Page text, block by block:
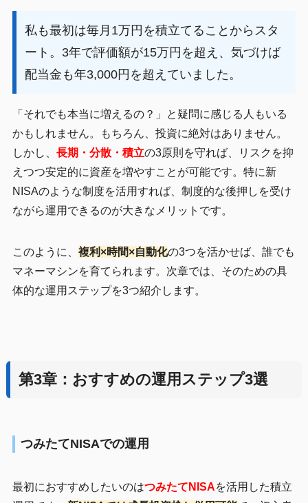
私も最初は毎月1万円を積立てることからスタ
ート。3年で評価額が15万円を超え、気づけば
配当金も年3,000円を超えていました。
「それでも本当に増えるの？」と疑問に感じる人もいる
かもしれません。もちろん、投資に絶対はありません。
しかし、 長期・分散・積立の3原則を守れば、リスクを抑
えつつ安定的に資産を増やすことが可能です。特に新
NISAのような制度を活用すれば、制度的な後押しを受け
ながら運用できるのが大きなメリットです。
このように、 複利×時間×自動化の3つを活かせば、誰でも
マネーマシンを育てられます。次章では、そのための具
体的な運用ステップを3つ紹介します。
第3章：おすすめの運用ステップ3選
つみたてNISAでの運用
最初におすすめしたいのはつみたてNISAを活用した積立